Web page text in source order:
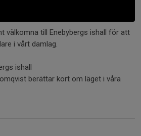
välkomna till Enebybergs ishall för att
i vårt damlag.
ishall
berättar kort om läget i våra